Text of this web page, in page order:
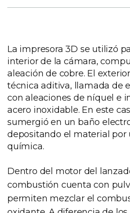
La impresora 3D se utilizó
interior de la cámara,
aleación de cobre. El
técnica aditiva, llamada de
con aleaciones de níquel e
acero inoxidable. En este
sumergió en un baño
depositando el material por
química.
Dentro del motor del
combustión cuenta con
permiten mezclar el